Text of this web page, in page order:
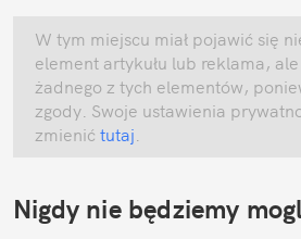
W tym miejscu miał pojawić się
element artykułu lub reklama,
żadnego z tych elementów,
zgody. Swoje ustawienia
zmienić tutaj
Nigdy nie będziemy